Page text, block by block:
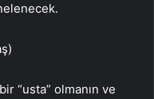
“usta” olmanın ve